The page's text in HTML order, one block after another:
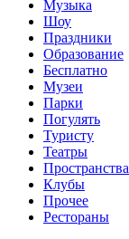
Музыка
Шоу
Праздники
Образование
Бесплатно
Музеи
Парки
Погулять
Туристу
Театры
Пространства
Клубы
Прочее
Рестораны